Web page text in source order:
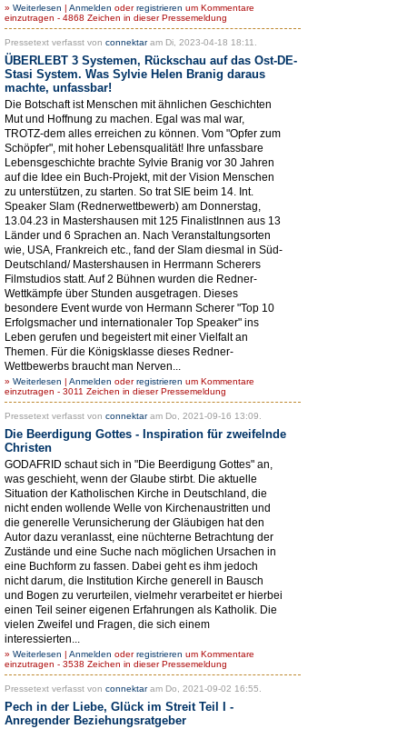
» Weiterlesen | Anmelden oderregistrieren um Kommentare
einzutragen - 4868 Zeichen in dieser Pressemeldung
Pressetext verfasst von connektaram Di, 2023-04-18 18:11.
ÜBERLEBT 3 Systemen, Rückschau auf das Ost-DE-
Stasi System. Was Sylvie Helen Branig daraus
machte, unfassbar!
Die Botschaft ist Menschen mit ähnlichen Geschichten
Mut und Hoffnung zu machen. Egal was mal war,
TROTZ-dem alles erreichen zu können. Vom "Opfer zum
Schöpfer", mit hoher Lebensqualität! Ihre unfassbare
Lebensgeschichte brachte Sylvie Branig vor 30 Jahren
auf die Idee ein Buch-Projekt, mit der Vision Menschen
zu unterstützen, zu starten. So trat SIE beim 14. Int.
Speaker Slam (Rednerwettbewerb) am Donnerstag,
13.04.23 in Mastershausen mit 125 FinalistInnen aus 13
Länder und 6 Sprachen an. Nach Veranstaltungsorten
wie, USA, Frankreich etc., fand der Slam diesmal in Süd-
Deutschland/ Mastershausen in Herrmann Scherers
Filmstudios statt. Auf 2 Bühnen wurden die Redner-
Wettkämpfe über Stunden ausgetragen. Dieses
besondere Event wurde von Hermann Scherer "Top 10
Erfolgsmacher und internationaler Top Speaker" ins
Leben gerufen und begeistert mit einer Vielfalt an
Themen. Für die Königsklasse dieses Redner-
Wettbewerbs braucht man Nerven...
» Weiterlesen | Anmelden oderregistrieren um Kommentare
einzutragen - 3011 Zeichen in dieser Pressemeldung
Pressetext verfasst von connektaram Do, 2021-09-16 13:09.
Die Beerdigung Gottes - Inspiration für zweifelnde
Christen
GODAFRID schaut sich in "Die Beerdigung Gottes" an,
was geschieht, wenn der Glaube stirbt. Die aktuelle
Situation der Katholischen Kirche in Deutschland, die
nicht enden wollende Welle von Kirchenaustritten und
die generelle Verunsicherung der Gläubigen hat den
Autor dazu veranlasst, eine nüchterne Betrachtung der
Zustände und eine Suche nach möglichen Ursachen in
eine Buchform zu fassen. Dabei geht es ihm jedoch
nicht darum, die Institution Kirche generell in Bausch
und Bogen zu verurteilen, vielmehr verarbeitet er hierbei
einen Teil seiner eigenen Erfahrungen als Katholik. Die
vielen Zweifel und Fragen, die sich einem
interessierten...
» Weiterlesen | Anmelden oderregistrieren um Kommentare
einzutragen - 3538 Zeichen in dieser Pressemeldung
Pressetext verfasst von connektaram Do, 2021-09-02 16:55.
Pech in der Liebe, Glück im Streit Teil I -
Anregender Beziehungsratgeber